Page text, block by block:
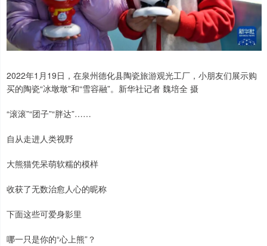
2022年1月19日，在泉州德化县陶瓷旅游观光工厂，小朋友们展示购
买的陶瓷“冰墩墩”和“雪容融”。新华社记者 魏培全 摄
“滚滚”“团子”“胖达”……
自从走进人类视野
大熊猫凭呆萌软糯的模样
收获了无数治愈人心的昵称
下面这些可爱身影里
哪一只是你的“心上熊”？